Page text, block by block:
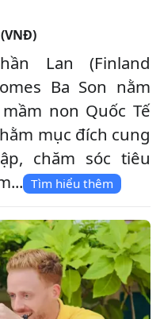
Lan (Finland
Ba Son nằm
non Quốc Tế
mục đích cung
chăm sóc tiêu
Tìm hiểu thêm